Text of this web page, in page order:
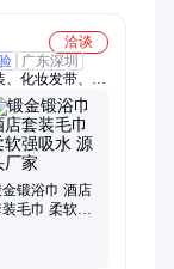
洽谈
广东深圳
、化妆发带、礼
巾、毛巾定
锻浴巾 酒店
毛巾 柔软强